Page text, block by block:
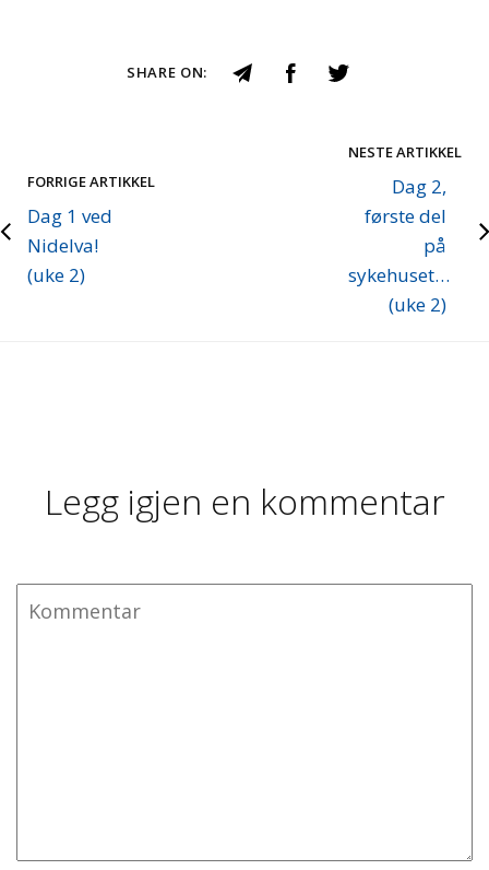
SHARE ON:
FORRIGE ARTIKKEL
Dag 1 ved
Nidelva!
(uke 2)
NESTE ARTIKKEL
Dag 2,
første del
på
sykehuset…
(uke 2)
Legg igjen en kommentar